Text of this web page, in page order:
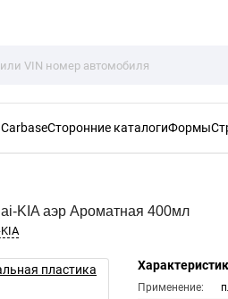
CarbaseСторонние каталогиФормы
KIA аэр Ароматная 400мл
Применение: